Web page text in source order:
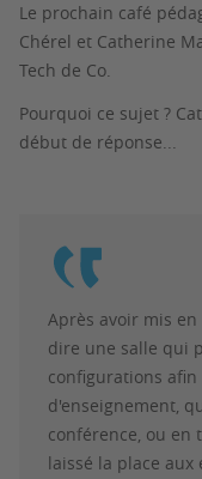
Le prochain café
Chérel et Catherine
Tech de Co.
Pourquoi ce sujet ?
début de réponse...
Après avoir mis en
dire une salle qui
configurations
d'enseignement,
conférence, ou en
laissé la place